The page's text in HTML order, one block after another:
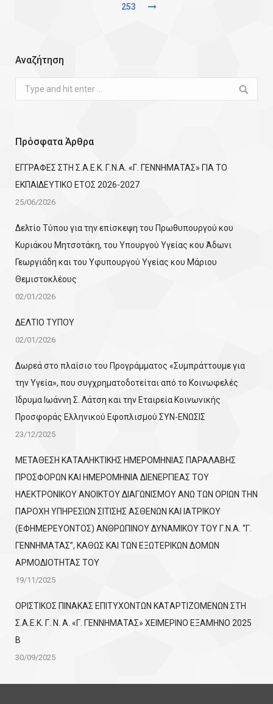
253
Αναζήτηση
Search:
Πρόσφατα Άρθρα
ΕΓΓΡΑΦΕΣ ΣΤΗ Σ.Α.Ε.Κ. Γ.Ν.Α. «Γ. ΓΕΝΝΗΜΑΤΑΣ» ΓΙΑ ΤΟ
ΕΚΠΑΙΔΕΥΤΙΚΟ ΕΤΟΣ 2026-2027
25/06/2026
Δελτίο Τύπου για την επίσκεψη του Πρωθυπουργού κου
Κυριάκου Μητσοτάκη, του Υπουργού Υγείας κου Άδωνι
Γεωργιάδη και του Υφυπουργού Υγείας κου Μάριου
Θεμιστοκλέους
02/01/2026
ΔΕΛΤΙΟ ΤΥΠΟΥ
02/01/2026
Δωρεά στο πλαίσιο του Προγράμματος «Συμπράττουμε για
την Υγεία», που συγχρηματοδοτείται από το Κοινωφελές
Ίδρυμα Ιωάννη Σ. Λάτση και την Εταιρεία Κοινωνικής
Προσφοράς Ελληνικού Εφοπλισμού ΣΥΝ-ΕΝΩΣΙΣ
23/12/2025
ΜΕΤΑΘΕΣΗ ΚΑΤΑΛΗΚΤΙΚΗΣ ΗΜΕΡΟΜΗΝΙΑΣ ΠΑΡΑΛΑΒΗΣ
ΠΡΟΣΦΟΡΩΝ ΚΑΙ ΗΜΕΡΟΜΗΝΙΑ ΔΙΕΝΕΡΓΙΕΑΣ ΤΟΥ
ΗΛΕΚΤΡΟΝΙΚΟΥ ΑΝΟΙΚΤΟΥ ΔΙΑΓΩΝΙΣΜΟΥ ΑΝΩ ΤΩΝ ΟΡΙΩΝ ΤΗΝ
ΠΑΡΟΧΗ ΥΠΗΡΕΣΙΩΝ ΣΙΤΙΣΗΣ ΑΣΘΕΝΩΝ ΚΑΙ ΙΑΤΡΙΚΟΥ
(ΕΦΗΜΕΡΕΥΟΝΤΟΣ) ΑΝΘΡΩΠΙΝΟΥ ΔΥΝΑΜΙΚΟΥ ΤΟΥ Γ.Ν.Α. “Γ.
ΓΕΝΝΗΜΑΤΑΣ”, ΚΑΘΩΣ ΚΑΙ ΤΩΝ ΕΞΩΤΕΡΙΚΩΝ ΔΟΜΩΝ
ΑΡΜΟΔΙΟΤΗΤΑΣ ΤΟΥ
19/11/2025
ΟΡΙΣΤΙΚΟΣ ΠΙΝΑΚΑΣ ΕΠΙΤΥΧΟΝΤΩΝ KATΑΡΤΙΖΟΜΕΝΩΝ ΣΤΗ
Σ.Α.Ε.Κ. Γ. Ν. Α. «Γ. ΓΕΝΝΗΜΑΤΑΣ» ΧΕΙΜΕΡΙΝΟ ΕΞΑΜΗΝΟ 2025
Β
30/09/2025